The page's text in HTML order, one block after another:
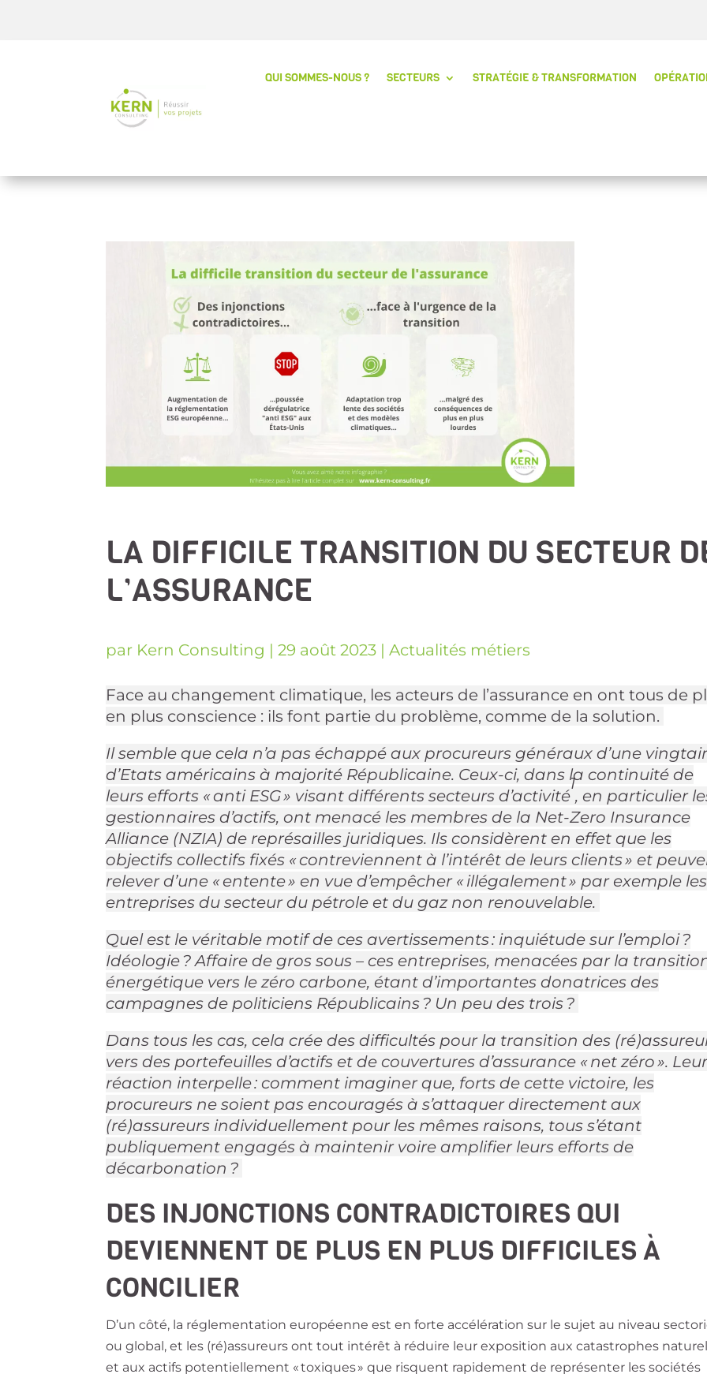
QUI SOMMES-NOUS ? SECTEURS STRATÉGIE & TRANSFORMATION
LA DIFFICILE TRANSITION DU SECTEUR
L’ASSURANCE
par Kern Consulting |29 août 2023 |Actualités métiers
Face au changement climatique, les acteurs de l’assurance en ont tous de
en plus conscience : ils font partie du problème, comme de la solution.
Il semble que cela n’a pas échappé aux procureurs généraux d’une
d’Etats américains à majorité Républicaine. Ceux-ci, dans la continuité de
leurs efforts « anti ESG » visant différents secteurs d’activité
1
, en particulier
gestionnaires d’actifs, ont menacé les membres de la Net-Zero Insurance
Alliance (NZIA) de représailles juridiques. Ils considèrent en effet que les
objectifs collectifs fixés « contreviennent à l’intérêt de leurs clients » et
relever d’une « entente » en vue d’empêcher « illégalement » par exemple les
entreprises du secteur du pétrole et du gaz non renouvelable.
Quel est le véritable motif de ces avertissements : inquiétude sur l’emploi ?
Idéologie ? Affaire de gros sous – ces entreprises, menacées par la
énergétique vers le zéro carbone, étant d’importantes donatrices des
campagnes de politiciens Républicains ? Un peu des trois ?
Dans tous les cas, cela crée des difficultés pour la transition des
vers des portefeuilles d’actifs et de couvertures d’assurance « net zéro ».
réaction interpelle : comment imaginer que, forts de cette victoire, les
procureurs ne soient pas encouragés à s’attaquer directement aux
(ré)assureurs individuellement pour les mêmes raisons, tous s’étant
publiquement engagés à maintenir voire amplifier leurs efforts de
décarbonation ?
DES INJONCTIONS CONTRADICTOIRES QUI
DEVIENNENT DE PLUS EN PLUS DIFFICILES À
CONCILIER
D’un côté, la réglementation européenne est en forte accélération sur le sujet au niveau
ou global, et les (ré)assureurs ont tout intérêt à réduire leur exposition aux catastrophes
et aux actifs potentiellement « toxiques » que risquent rapidement de représenter les sociétés